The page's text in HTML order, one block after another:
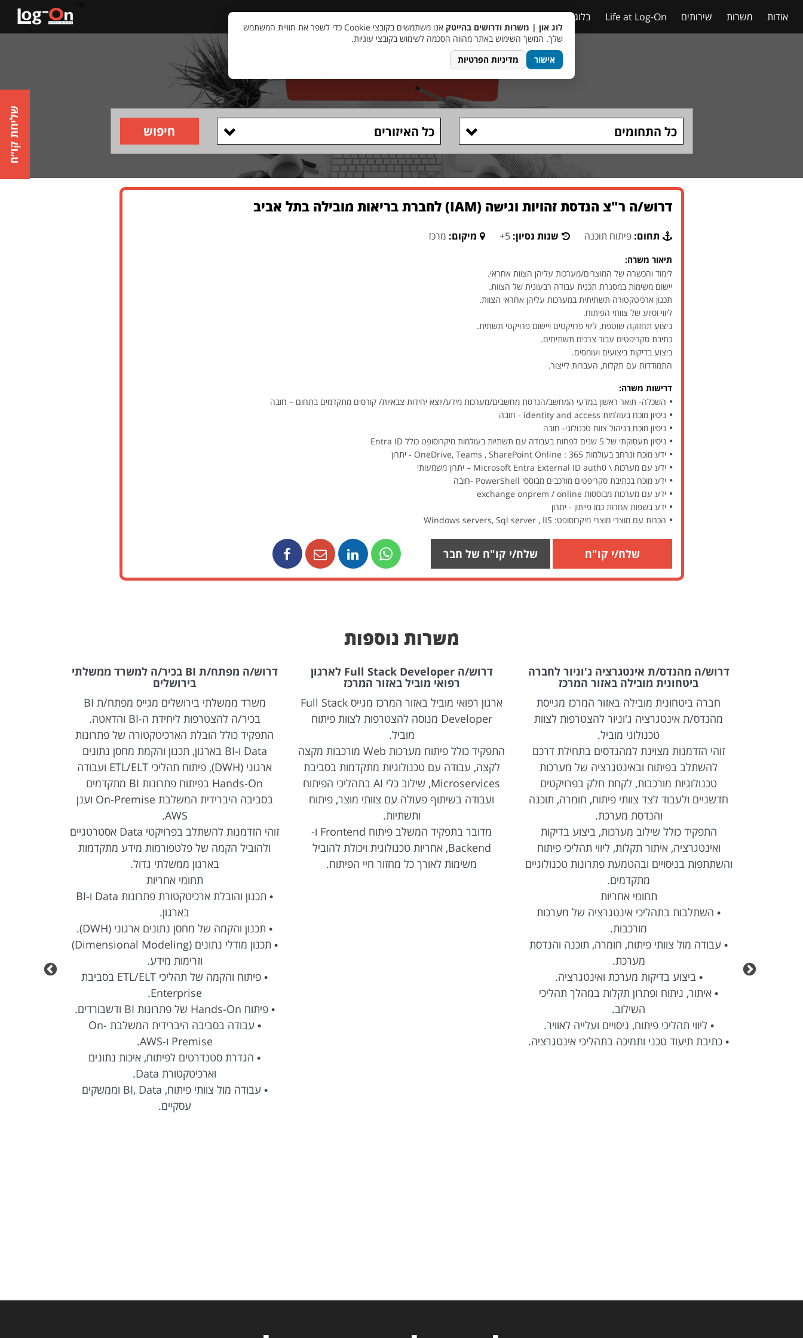
אודות משרות שירותים Life at Log-On בלוג
כל התחומים כל האיזורים חיפוש
דרוש/ה ר"צ הנדסת זהויות וגישה (IAM) לחברת בריאות מובילה בתל אביב
תחום:פיתוח תוכנה שנות נסיון:5+ מיקום: מרכז
תיאור משרה:
לימוד והכשרה של המוצרים/מערכות עליהן הצוות אחראי.
יישום משימות במסגרת תכנית עבודה רבעונית של הצוות.
תכנון ארכיטקטורה תשתיתית במערכות עליהן אחראי הצוות.
ליווי וסיוע של צוותי הפיתוח.
ביצוע תחזוקה שוטפת, ליווי פרויקטים ויישום פרויקטי תשתית.
כתיבת סקריפטים עבור צרכים תשתיתים.
ביצוע בדיקות ביצועים ועומסים.
התמודדות עם תקלות, העברות לייצור.
דרישות משרה:
השכלה- תואר ראשון במדעי המחשב/הנדסת מחשבים/מערכות מידע/יוצא יחידות צבאיות/ קורסים מתקדמים בתחום – חובה
ניסיון מוכח בעולמות identity and access - חובה
ניסיון מוכח בניהול צוות טכנולוגי- חובה
ניסיון תעסוקתי של 5 שנים לפחות בעבודה עם תשתיות בעולמות מיקרוסופט כולל Entra ID
ידע מוכח ונרחב בעולמות 365 : OneDrive, Teams , SharePoint Online - יתרון
ידע עם מערכות \ Microsoft Entra External ID auth0 – יתרון משמעותי
ידע מוכח בכתיבת סקריפטים מורכבים מבוססי PowerShell -חובה
ידע עם מערכות מבוססות exchange onprem / online
ידע בשפות אחרות כמו פייתון - יתרון
הכרות עם מוצרי מוצרי מיקרוסופט: Windows servers, Sql server , IIS
שלח/י קו"ח שלח/י קו"ח של חבר
משרות נוספות
דרוש/ה מהנדס/ת אינטגרציה ג'וניור לחברה
ביטחונית מובילה באזור המרכז
חברה ביטחונית מובילה באזור המרכז מגייסת
מהנדס/ת אינטגרציה ג'וניור להצטרפות לצוות
טכנולוגי מוביל.
זוהי הזדמנות מצוינת למהנדסים בתחילת דרכם
להשתלב בפיתוח ובאינטגרציה של מערכות
טכנולוגיות מורכבות, לקחת חלק בפרויקטים
חדשניים ולעבוד לצד צוותי פיתוח, חומרה, תוכנה
והנדסת מערכת.
התפקיד כולל שילוב מערכות, ביצוע בדיקות
ואינטגרציה, איתור תקלות, ליווי תהליכי פיתוח
והשתתפות בניסויים ובהטמעת פתרונות טכנולוגיים
מתקדמים.
תחומי אחריות
• השתלבות בתהליכי אינטגרציה של מערכות
מורכבות.
• עבודה מול צוותי פיתוח, חומרה, תוכנה והנדסת
מערכת.
• ביצוע בדיקות מערכת ואינטגרציה.
• איתור, ניתוח ופתרון תקלות במהלך תהליכי
השילוב.
• ליווי תהליכי פיתוח, ניסויים ועלייה לאוויר.
• כתיבת תיעוד טכני ותמיכה בתהליכי אינטגרציה.
דרוש/ה Full Stack Developer לארגון
רפואי מוביל באזור המרכז
ארגון רפואי מוביל באזור המרכז מגייס Full Stack
Developer מנוסה להצטרפות לצוות פיתוח
מוביל.
התפקיד כולל פיתוח מערכות Web מורכבות מקצה
לקצה, עבודה עם טכנולוגיות מתקדמות בסביבת
Microservices, שילוב כלי AI בתהליכי הפיתוח
ועבודה בשיתוף פעולה עם צוותי מוצר, פיתוח
ותשתיות.
מדובר בתפקיד המשלב פיתוח Frontend ו-
Backend, אחריות טכנולוגית ויכולת להוביל
משימות לאורך כל מחזור חיי הפיתוח.
דרוש/ה מפתח/ת BI בכיר/ה למשרד ממשלתי
בירושלים
משרד ממשלתי בירושלים מגייס מפתח/ת BI
בכיר/ה להצטרפות ליחידת ה-BI והדאטה.
התפקיד כולל הובלת הארכיטקטורה של פתרונות
Data ו-BI בארגון, תכנון והקמת מחסן נתונים
ארגוני (DWH), פיתוח תהליכי ETL/ELT ועבודה
Hands-On בפיתוח פתרונות BI מתקדמים
בסביבה היברידית המשלבת On-Premise וענן
AWS.
זוהי הזדמנות להשתלב בפרויקטי Data אסטרטגיים
ולהוביל הקמה של פלטפורמות מידע מתקדמות
בארגון ממשלתי גדול.
תחומי אחריות
• תכנון והובלת ארכיטקטורת פתרונות Data ו-BI
בארגון.
• תכנון והקמה של מחסן נתונים ארגוני (DWH).
• תכנון מודלי נתונים (Dimensional Modeling)
וזרימות מידע.
• פיתוח והקמה של תהליכי ETL/ELT בסביבת
Enterprise.
• פיתוח Hands-On של פתרונות BI ודשבורדים.
• עבודה בסביבה היברידית המשלבת On-
Premise ו-AWS.
• הגדרת סטנדרטים לפיתוח, איכות נתונים
וארכיטקטורת Data.
• עבודה מול צוותי פיתוח, BI, Data וממשקים
עסקיים.
• איסוף,
לוג און | משרות ודרושים בהייטק
אנו משתמשים בקובצי Cookie כדי לשפר את חוויית המשתמש
שלך. המשך השימוש באתר מהווה הסכמה לשימוש בקובצי עוגיות.
אישור
מדיניות הפרטיות
שליחת קו״ח